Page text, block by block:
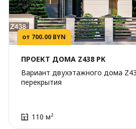
от 700.00 BYN
ПРОЕКТ ДОМА Z438 PK
Вариант двухэтажного дома
перекрытия
110 м²